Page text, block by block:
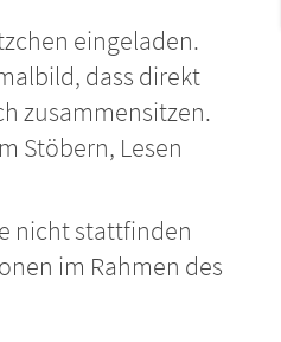
eingeladen.
dass direkt
zusammensitzen.
Stöbern, Lesen
nicht stattfinden
im Rahmen des